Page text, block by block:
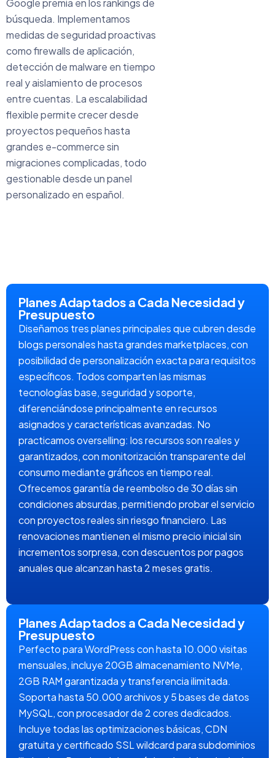
Google premia en los rankings de
búsqueda. Implementamos
medidas de seguridad proactivas
como firewalls de aplicación,
detección de malware en tiempo
real y aislamiento de procesos
entre cuentas. La escalabilidad
flexible permite crecer desde
proyectos pequeños hasta
grandes e-commerce sin
migraciones complicadas, todo
gestionable desde un panel
personalizado en español.
Planes Adaptados a Cada Necesidad y
Presupuesto
Diseñamos tres planes principales que cubren desde
blogs personales hasta grandes marketplaces, con
posibilidad de personalización exacta para requisitos
específicos. Todos comparten las mismas
tecnologías base, seguridad y soporte,
diferenciándose principalmente en recursos
asignados y características avanzadas. No
practicamos overselling: los recursos son reales y
garantizados, con monitorización transparente del
consumo mediante gráficos en tiempo real.
Ofrecemos garantía de reembolso de 30 días sin
condiciones absurdas, permitiendo probar el servicio
con proyectos reales sin riesgo financiero. Las
renovaciones mantienen el mismo precio inicial sin
incrementos sorpresa, con descuentos por pagos
anuales que alcanzan hasta 2 meses gratis.
Planes Adaptados a Cada Necesidad y
Presupuesto
Perfecto para WordPress con hasta 10.000 visitas
mensuales, incluye 20GB almacenamiento NVMe,
2GB RAM garantizada y transferencia ilimitada.
Soporta hasta 50.000 archivos y 5 bases de datos
MySQL, con procesador de 2 cores dedicados.
Incluye todas las optimizaciones básicas, CDN
gratuita y certificado SSL wildcard para subdominios